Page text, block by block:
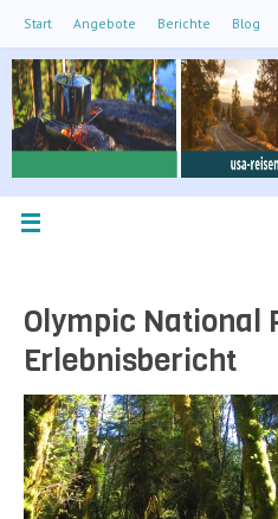
springen
Start Angebote Berichte Blog
Olympic National
Erlebnisbericht